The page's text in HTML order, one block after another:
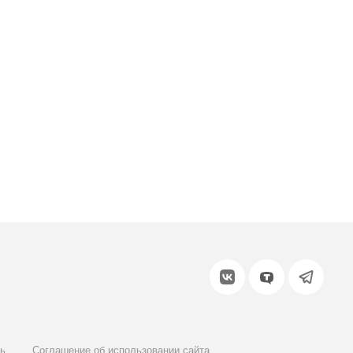
Соглашение об использовании сайта